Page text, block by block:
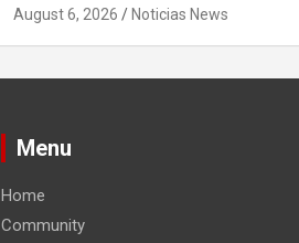
August 6, 2026 Noticias News
Menu
Home
Community